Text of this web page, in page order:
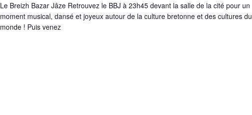
Le Breizh Bazar Jâze Retrouvez le BBJ à 23h45 devant la salle de la cité pour un
moment musical, dansé et joyeux autour de la culture bretonne et des cultures du
monde ! Puis venez